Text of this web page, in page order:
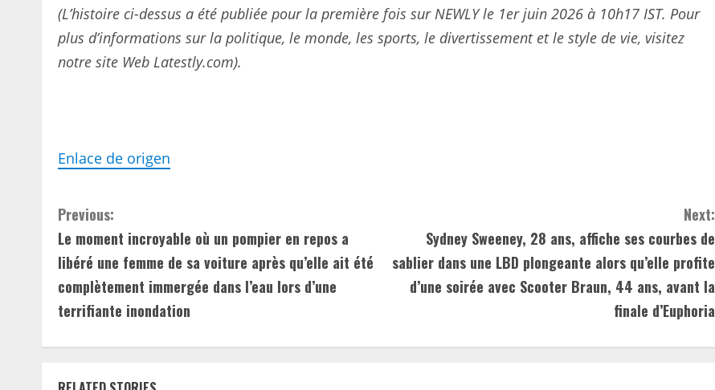
(L’histoire ci-dessus a été publiée pour la première fois sur NEWLY le 1er juin 2026 à 10h17 IST. Pour
plus d’informations sur la politique, le monde, les sports, le divertissement et le style de vie, visitez
notre site Web Latestly.com).
Enlace de origen
C
o
n
t
i
Previous:
Le moment incroyable où un pompier en repos a
libéré une femme de sa voiture après qu’elle ait été
complètement immergée dans l’eau lors d’une
terrifiante inondation
Next:
Sydney Sweeney, 28 ans, affiche ses courbes de
sablier dans une LBD plongeante alors qu’elle profite
d’une soirée avec Scooter Braun, 44 ans, avant la
finale d’Euphoria